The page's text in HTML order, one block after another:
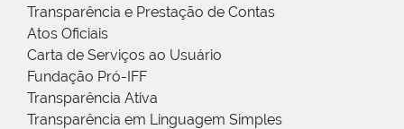
Transparência e Prestação de Contas
Atos Oficiais
Carta de Serviços ao Usuário
Fundação Pró-IFF
Transparência Ativa
Transparência em Linguagem Simples